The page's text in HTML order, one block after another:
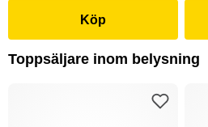
Köp
Toppsäljare inom belysning